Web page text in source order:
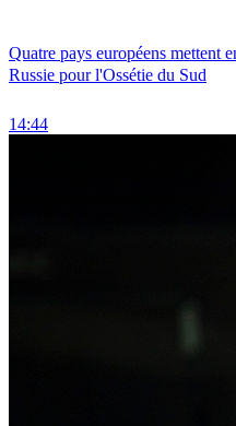
Quatre pays européens mettent
Russie pour l'Ossétie du Sud
14:44